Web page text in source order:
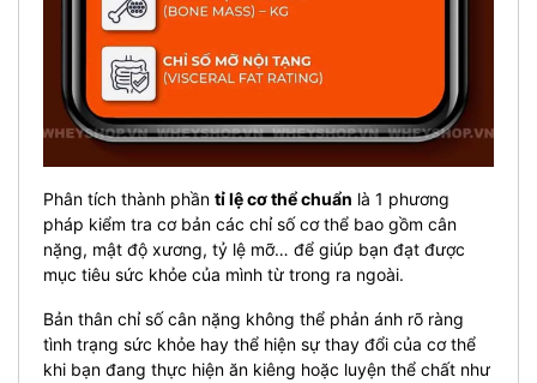
Phân tích thành phần tỉ lệ cơ thể chuẩn là 1 phương
pháp kiểm tra cơ bản các chỉ số cơ thể bao gồm cân
nặng, mật độ xương, tỷ lệ mỡ… để giúp bạn đạt được
mục tiêu sức khỏe của mình từ trong ra ngoài.
Bản thân chỉ số cân nặng không thể phản ánh rõ ràng
tình trạng sức khỏe hay thể hiện sự thay đổi của cơ thể
khi bạn đang thực hiện ăn kiêng hoặc luyện thể chất như